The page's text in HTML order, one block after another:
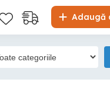
Adaugă